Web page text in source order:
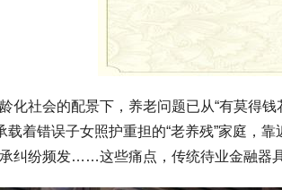
化社会的配景下，养老问题已从“有莫得
载着错误子女照护重担的“老养残”家庭，
纠纷频发……这些痛点，传统待业金融器